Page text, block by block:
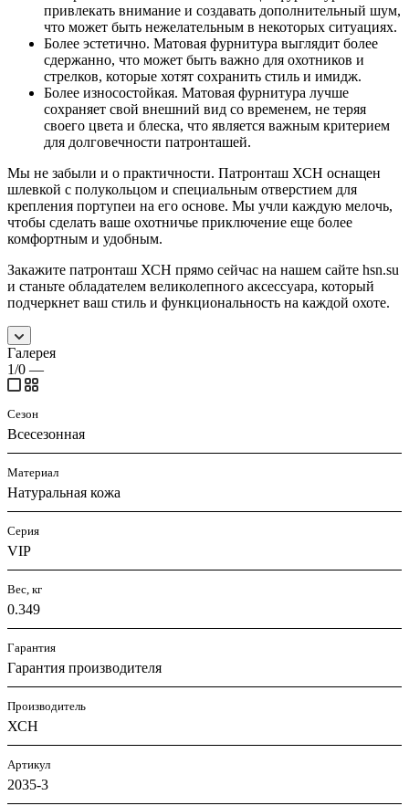
привлекать внимание и создавать дополнительный шум,
что может быть нежелательным в некоторых ситуациях.
Более эстетично. Матовая фурнитура выглядит более
сдержанно, что может быть важно для охотников и
стрелков, которые хотят сохранить стиль и имидж.
Более износостойкая. Матовая фурнитура лучше
сохраняет свой внешний вид со временем, не теряя
своего цвета и блеска, что является важным критерием
для долговечности патронташей.
Мы не забыли и о практичности. Патронташ ХСН оснащен
шлевкой с полукольцом и специальным отверстием для
крепления портупеи на его основе. Мы учли каждую мелочь,
чтобы сделать ваше охотничье приключение еще более
комфортным и удобным.
Закажите патронташ ХСН прямо сейчас на нашем сайте hsn.su
и станьте обладателем великолепного аксессуара, который
подчеркнет ваш стиль и функциональность на каждой охоте.
Галерея
1/0 —
Сезон
Всесезонная
Материал
Натуральная кожа
Серия
VIP
Вес, кг
0.349
Гарантия
Гарантия производителя
Производитель
ХСН
Артикул
2035-3